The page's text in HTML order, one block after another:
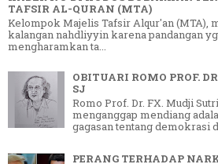
TAFSIR AL-QURAN (MTA)
Kelompok Majelis Tafsir Alqur'an (MTA),
kalangan nahdliyyin karena pandangan
mengharamkan ta...
OBITUARI ROMO PROF.
SJ
Romo Prof. Dr. FX. Mudji
menganggap mendiang
gagasan tentang demokrasi
PERANG TERHADAP